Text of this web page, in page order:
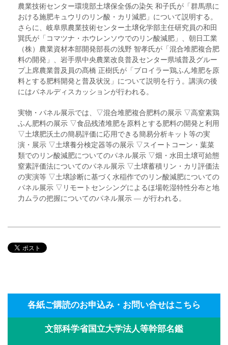
農業技術センター環境部土壌保全係の染矢 和子氏が「群馬県に
おける施肥キュウリのリン酸・カリ減肥」について説明する。
さらに、岐阜県農業技術センター土壌化学部主任研究員の和田
巽氏が「コマツナ・ホウレンソウでのリン酸減肥」、朝日工業
（株）農業資材本部開発部長の浅野 智孝氏が「混合堆肥複合肥
料の開発」、岩手県中央農業改良普及センター県域普及グルー
プ上席農業普及員の髙橋 正樹氏が「ブロイラー鶏ふん堆肥を原
料とする肥料開発と普及状況」について説明を行う。講演の後
にはパネルディスカッションが行われる。
実物・パネル展示では、▽混合堆肥複合肥料の展示 ▽高窒素鶏
ふん肥料の展示 ▽食品残渣堆肥を原料とする肥料の開発と利用
▽土壌肥沃土の簡易評価に応用できる簡易分析キット等の実
演・展示 ▽土壌養分検定器等の展示 ▽スイートコーン・葉菜
類でのリン酸減肥についてのパネル展示 ▽畑・水田土壌可給態
窒素評価法についてのパネル展示 ▽土壌蓄積リン・カリ評価法
の実演等 ▽土壌診断に基づく水稲作でのリン酸減肥についての
パネル展示 ▽リモートセンシングによるほ場乾湿特性分布と地
力ムラの把握についてのパネル展示 ― が行われる。
各紙ご購読のお申込み・お問い合せはこちら
文部科学省国立大学法人等幹部名鑑